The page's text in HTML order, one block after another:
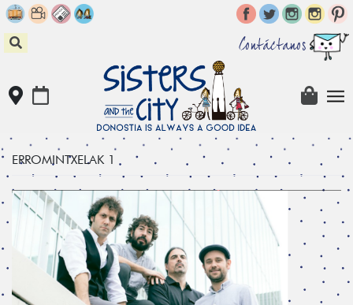
Skip
to
content
Contáctanos
ERROMINTXELAK 1